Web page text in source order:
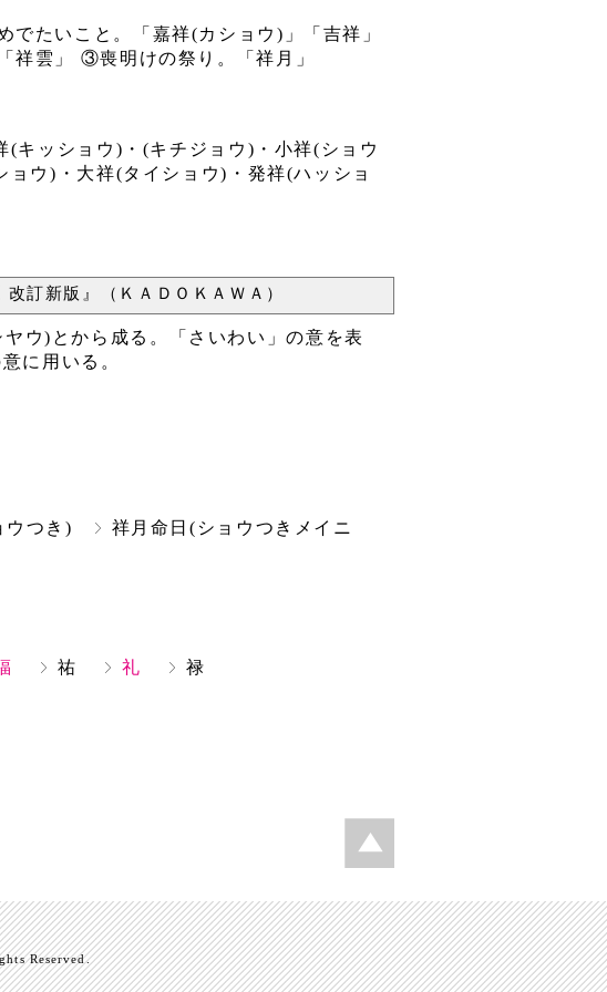
たいこと。「嘉祥(カショウ)」「吉祥」
祥雲」 ③喪明けの祭り。「祥月」
(キッショウ)・(キチジョウ)・小祥(ショウ
ョウ)・大祥(タイショウ)・発祥(ハッショ
訂新版』（ＫＡＤＯＫＡＷＡ）
ウ)とから成る。「さいわい」の意を表
に用いる。
ウつき)
祥月命日(ショウつきメイニ
祐 礼 禄
Reserved.